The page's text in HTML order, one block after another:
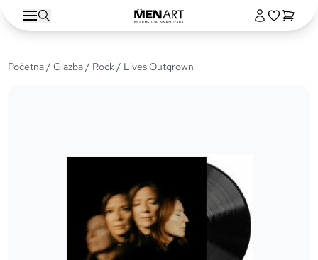
Početna/Glazba/ Rock/ Lives Outgrown